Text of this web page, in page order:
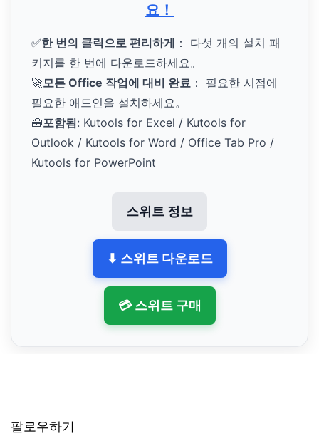
요！
✅한 번의 클릭으로 편리하게 ： 다섯 개의 설치 패
키지를 한 번에 다운로드하세요。
🚀모든 Office 작업에 대비 완료 ： 필요한 시점에
필요한 애드인을 설치하세요。
🧰포함됨: Kutools for Excel / Kutools for
Outlook / Kutools for Word / Office Tab Pro /
Kutools for PowerPoint
스위트 정보
⬇ 스위트 다운로드
💳 스위트 구매
팔로우하기